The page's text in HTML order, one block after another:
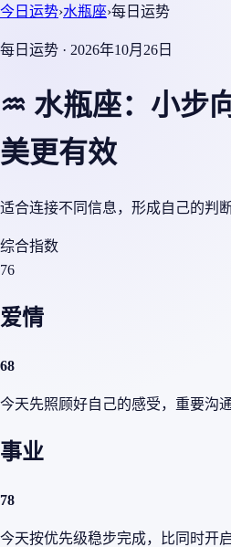
今日运势›水瓶座›每日运势
每日运势 · 2026年10月26日
♒ 水瓶座：小步
美更有效
适合连接不同信息，形成自己的判断
综合指数
76
爱情
68
今天先照顾好自己的感受，重要沟
事业
78
今天按优先级稳步完成，比同时开